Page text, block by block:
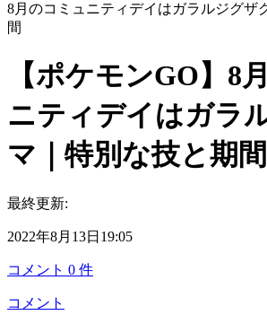
8月のコミュニティデイはガラルジグザ
間
【ポケモンGO】8
ニティデイはガラ
マ｜特別な技と期間
最終更新:
2022年8月13日19:05
コメント 0 件
コメント